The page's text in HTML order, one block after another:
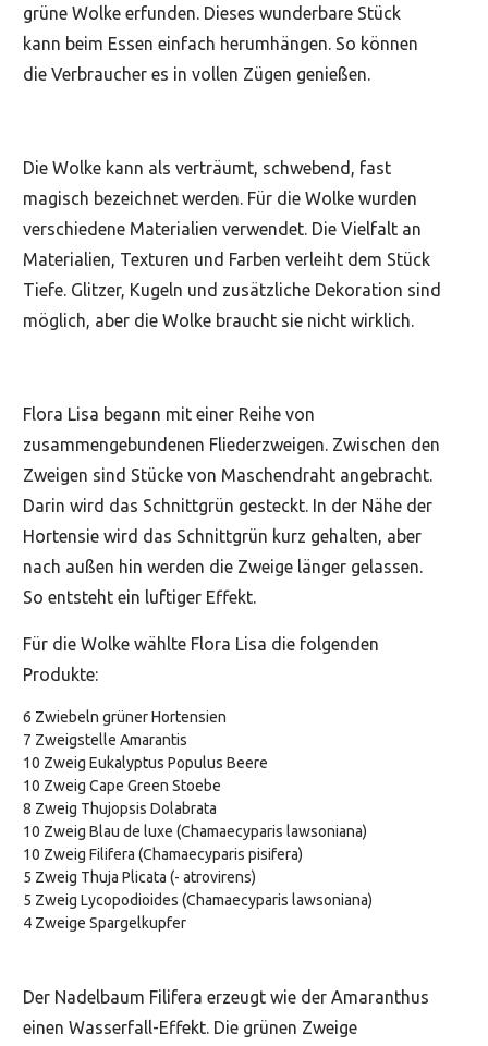
grüne Wolke erfunden. Dieses wunderbare Stück
kann beim Essen einfach herumhängen. So können
die Verbraucher es in vollen Zügen genießen.
Die Wolke kann als verträumt, schwebend, fast
magisch bezeichnet werden. Für die Wolke wurden
verschiedene Materialien verwendet. Die Vielfalt an
Materialien, Texturen und Farben verleiht dem Stück
Tiefe. Glitzer, Kugeln und zusätzliche Dekoration sind
möglich, aber die Wolke braucht sie nicht wirklich.
Flora Lisa begann mit einer Reihe von
zusammengebundenen Fliederzweigen. Zwischen den
Zweigen sind Stücke von Maschendraht angebracht.
Darin wird das Schnittgrün gesteckt. In der Nähe der
Hortensie wird das Schnittgrün kurz gehalten, aber
nach außen hin werden die Zweige länger gelassen.
So entsteht ein luftiger Effekt.
Für die Wolke wählte Flora Lisa die folgenden
Produkte:
6 Zwiebeln grüner Hortensien
7 Zweigstelle Amarantis
10 Zweig Eukalyptus Populus Beere
10 Zweig Cape Green Stoebe
8 Zweig Thujopsis Dolabrata
10 Zweig Blau de luxe (Chamaecyparis lawsoniana)
10 Zweig Filifera (Chamaecyparis pisifera)
5 Zweig Thuja Plicata (- atrovirens)
5 Zweig Lycopodioides (Chamaecyparis lawsoniana)
4 Zweige Spargelkupfer
Der Nadelbaum Filifera erzeugt wie der Amaranthus
einen Wasserfall-Effekt. Die grünen Zweige